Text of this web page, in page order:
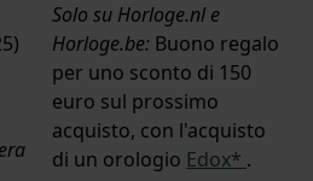
Solo su Horloge.nl e
Horloge.be: Buono regalo
per uno sconto di 150
euro sul prossimo
acquisto, con l'acquisto
di un orologio Edox* .